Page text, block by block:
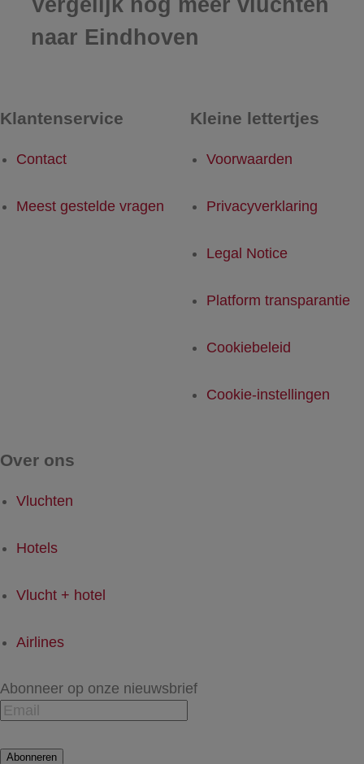
Vergelijk nog meer vluchten
naar Eindhoven
Klantenservice
Contact
Meest gestelde vragen
Kleine lettertjes
Voorwaarden
Privacyverklaring
Legal Notice
Platform transparantie
Cookiebeleid
Cookie-instellingen
Over ons
Vluchten
Hotels
Vlucht + hotel
Airlines
Abonneer op onze nieuwsbrief
Abonneren